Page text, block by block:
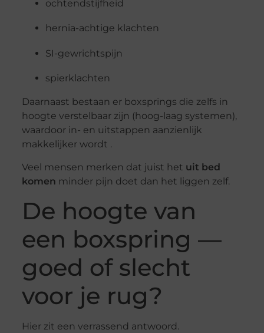
ochtendstijfheid
hernia-achtige klachten
SI-gewrichtspijn
spierklachten
Daarnaast bestaan er boxsprings die zelfs in
hoogte verstelbaar zijn (hoog-laag systemen),
waardoor in- en uitstappen aanzienlijk
makkelijker wordt .
Veel mensen merken dat juist het uit bed
komen minder pijn doet dan het liggen zelf.
De hoogte van
een boxspring —
goed of slecht
voor je rug?
Hier zit een verrassend antwoord.